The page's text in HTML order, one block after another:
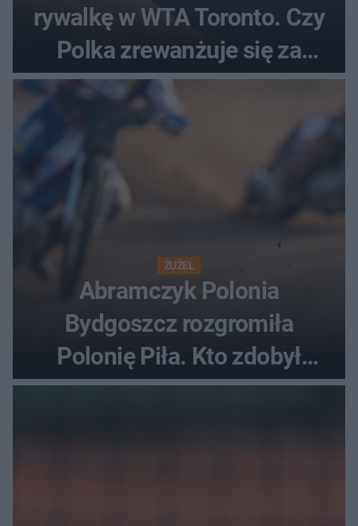
rywalkę w WTA Toronto. Czy
Polka zrewanżuje się za
ostatnią porażkę?
ŻUŻEL
Abramczyk Polonia
Bydgoszcz rozgromiła
Polonię Piła. Kto zdobył
najwięcej punktów?